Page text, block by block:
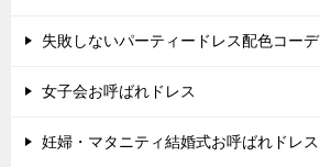
失敗しないパーティードレス配色コーデ
女子会お呼ばれドレス
妊婦・マタニティ結婚式お呼ばれドレス